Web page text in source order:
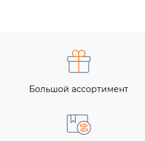
Большой ассортимент